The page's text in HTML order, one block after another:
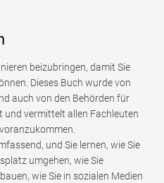
beizubringen, damit Sie
Dieses Buch wurde von
auch von den Behörden für
vermittelt allen Fachleuten
und Sie lernen, wie Sie
umgehen, wie Sie
wie Sie in sozialen Medien